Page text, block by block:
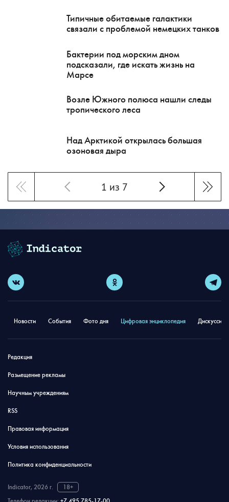
Типичные обитаемые галактики
связали с проблемой немецких танков
Бактерии под морским дном
подсказали, где искать жизнь на
Марсе
Возле Южного полюса нашли следы
тропического леса
Над Арктикой открылась большая
озоновая дыра
1 из 7
Новости События Фото дня Цифровая энциклопедия
Редакция
Размещение рекламы
Научным учреждениям
RSS
Правовая информация
Условия использования
Политика конфиденциальности
Indicator, 2026 г.
18+